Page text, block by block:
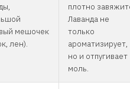
мешочек
лен).
плотно
Лаванда не
только
ароматизирует,
но и отпугивает
моль.